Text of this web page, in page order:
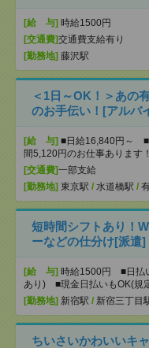
[給 与] 時給1500円
[交通費]交通費支給有り
[勤務地] 藤沢駅
＜1日～OK！＞あの
のお手伝い！[アルバ
[給 与] ■日給16,840円～
間5,120円のお仕事あります！
[交通費]一部支給
[勤務地] 東京駅 / 水道橋駅 /
短時間シフトあり！
ーなどの仕分け[派遣]
[給 与] 時給1500円 ■日払
あり) ■現金日払いもOK(規
[勤務地] 新宿駅 / 新宿三丁目
ちいさいかわいいキ